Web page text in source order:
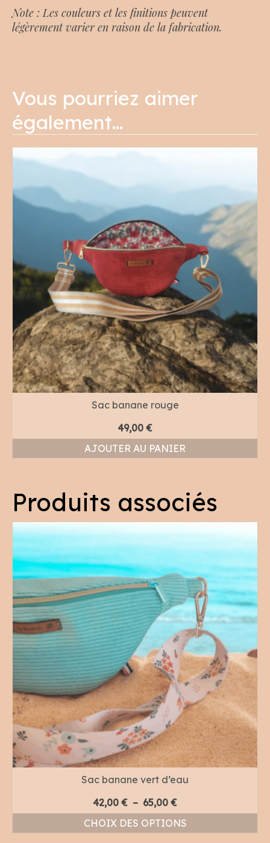
Note : Les couleurs et les finitions peuvent
légèrement varier en raison de la fabrication.
Vous pourriez aimer
également…
Sac banane rouge
49,00 €
AJOUTER AU PANIER
Produits associés
Sac banane vert d’eau
42,00 € – 65,00 €Plage
de
prix :
CHOIX DES OPTIONS